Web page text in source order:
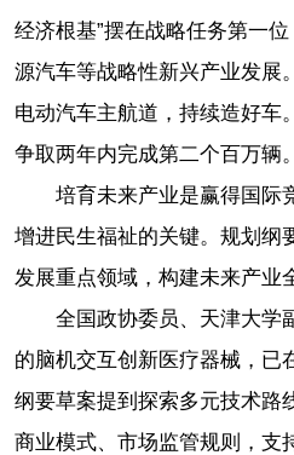
经济根基”摆在战略任务第一
源汽车等战略性新兴产业发展
电动汽车主航道，持续造好车
争取两年内完成第二个百万辆
培育未来产业是赢得国际
增进民生福祉的关键。规划纲
发展重点领域，构建未来产业
全国政协委员、天津大学
的脑机交互创新医疗器械，已
纲要草案提到探索多元技术路
商业模式、市场监管规则，支